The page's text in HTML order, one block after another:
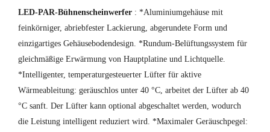
LED-PAR-Bühnenscheinwerfer : *Aluminiumgehäuse mit
feinkörniger, abriebfester Lackierung, abgerundete Form und
einzigartiges Gehäusebodendesign. *Rundum-Belüftungssystem für
gleichmäßige Erwärmung von Hauptplatine und Lichtquelle.
*Intelligenter, temperaturgesteuerter Lüfter für aktive
Wärmeableitung: geräuschlos unter 40 °C, arbeitet der Lüfter ab 40
°C sanft. Der Lüfter kann optional abgeschaltet werden, wodurch
die Leistung intelligent reduziert wird. *Maximaler Geräuschpegel: